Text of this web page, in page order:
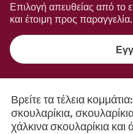
Επιλογή απευθείας από το
και έτοιμη προς παραγγελία.
Βρείτε τα τέλεια
σκουλαρίκια,
χάλκινα σκουλαρίκια και